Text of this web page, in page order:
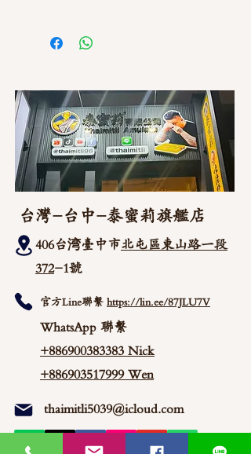
台灣-台中-泰蜜莉旗艦店
406台湾臺中市北屯區東山路一段
372-1號
官方Line聯繫 https://lin.ee/87JLU7V
WhatsApp 聯繫
+886900383383 Nick
+886903517999 Wen
thaimitli5039@icloud.com